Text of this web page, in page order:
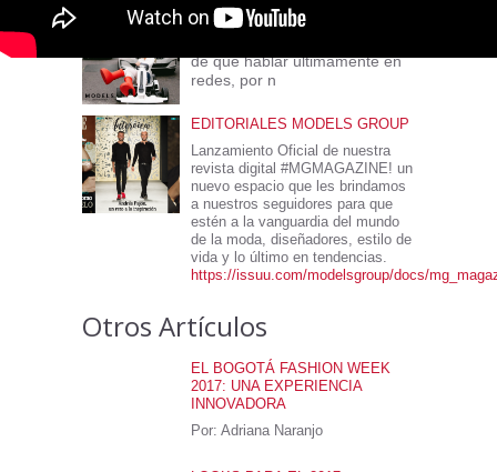
TENDENCIAS
de que hablar últimamente en
redes, por n
EDITORIALES MODELS GROUP
Lanzamiento Oficial de nuestra
revista digital #MGMAGAZINE! un
nuevo espacio que les brindamos
a nuestros seguidores para que
estén a la vanguardia del mundo
de la moda, diseñadores, estilo de
vida y lo último en tendencias.
https://issuu.com/modelsgroup/docs/
Otros Artículos
EL BOGOTÁ FASHION WEEK
2017: UNA EXPERIENCIA
INNOVADORA
Por: Adriana Naranjo